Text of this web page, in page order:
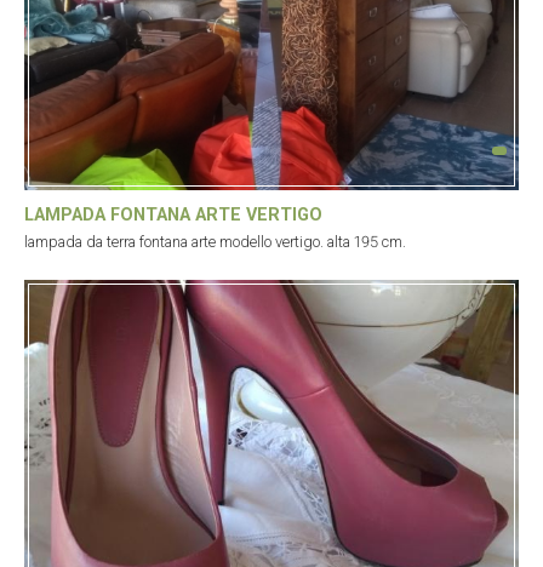
LAMPADA FONTANA ARTE VERTIGO
lampada da terra fontana arte modello vertigo. alta 195 cm.